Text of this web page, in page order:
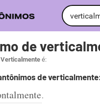
de
é:
de
.